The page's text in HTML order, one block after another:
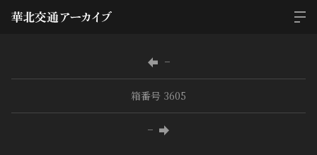
−
箱番号 3605
−